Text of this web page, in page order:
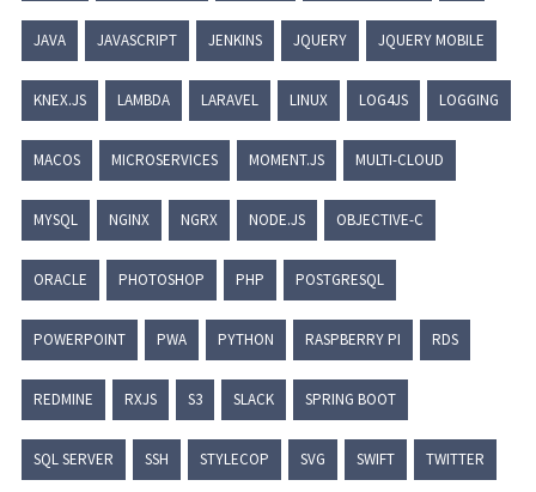
JAVA JAVASCRIPT JENKINS JQUERY JQUERY MOBILE
KNEX.JS LAMBDA LARAVEL LINUX LOG4JS LOGGING
MACOS MICROSERVICES MOMENT.JS MULTI-CLOUD
MYSQL NGINX NGRX NODE.JS OBJECTIVE-C
ORACLE PHOTOSHOP PHP POSTGRESQL
POWERPOINT PWA PYTHON RASPBERRY PI RDS
REDMINE RXJS S3 SLACK SPRING BOOT
SQL SERVER SSH STYLECOP SVG SWIFT TWITTER